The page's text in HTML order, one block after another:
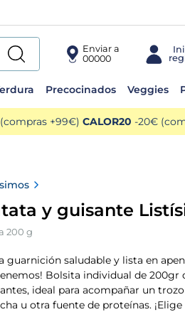
Enviar a
00000
Precocinados Veggies
+99€) CALOR20 -20€
y guisante
200 g
guarnición saludable y lista en
Bolsita individual de 200gr
ideal para acompañar un
u otra fuente de proteínas.